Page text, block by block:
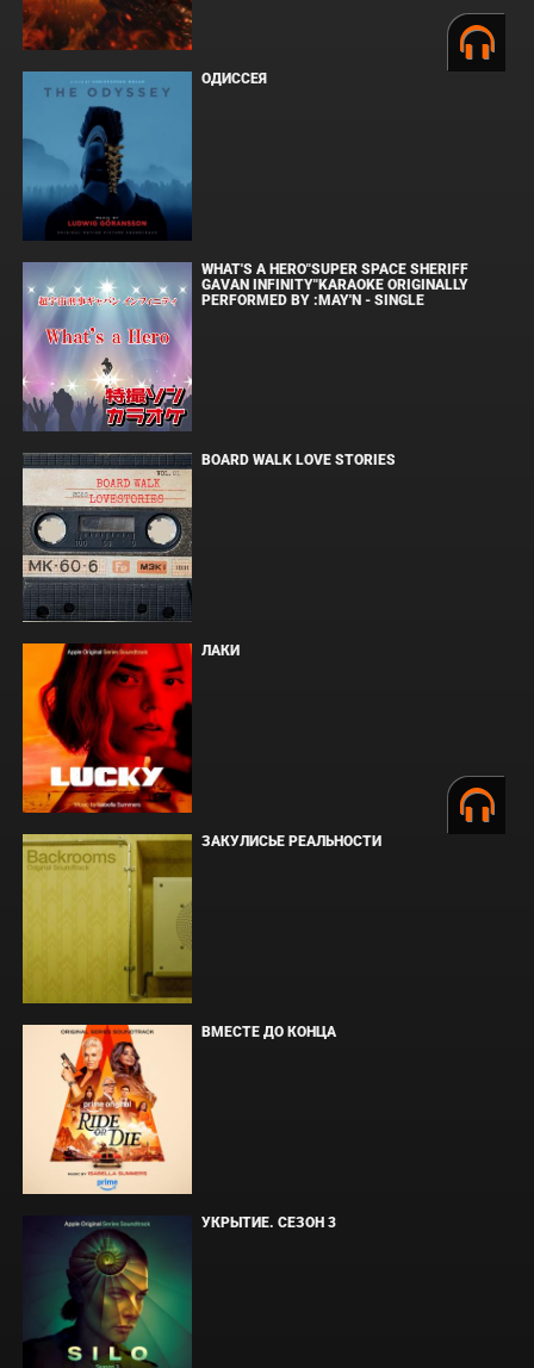
ОДИССЕЯ
WHAT'S A HERO"SUPER SPACE SHERIFF
GAVAN INFINITY"KARAOKE ORIGINALLY
PERFORMED BY :MAY'N - SINGLE
BOARD WALK LOVE STORIES
ЛАКИ
ЗАКУЛИСЬЕ РЕАЛЬНОСТИ
ВМЕСТЕ ДО КОНЦА
УКРЫТИЕ. СЕЗОН 3